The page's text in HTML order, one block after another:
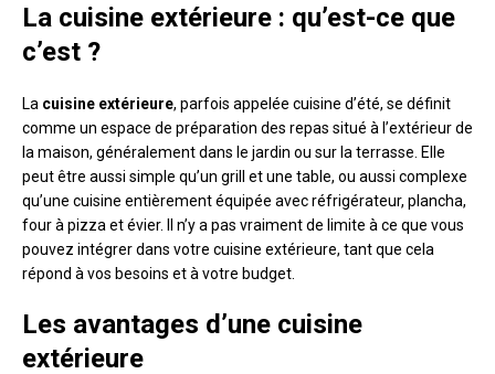
La cuisine extérieure : qu’est-ce que
c’est ?
La cuisine extérieure, parfois appelée cuisine d’été, se définit
comme un espace de préparation des repas situé à l’extérieur de
la maison, généralement dans le jardin ou sur la terrasse. Elle
peut être aussi simple qu’un grill et une table, ou aussi complexe
qu’une cuisine entièrement équipée avec réfrigérateur, plancha,
four à pizza et évier. Il n’y a pas vraiment de limite à ce que vous
pouvez intégrer dans votre cuisine extérieure, tant que cela
répond à vos besoins et à votre budget.
Les avantages d’une cuisine
extérieure